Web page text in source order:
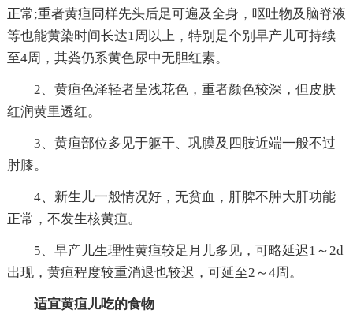
正常;重者黄疸同样先头后足可遍及全身，呕吐物及脑脊液
等也能黄染时间长达1周以上，特别是个别早产儿可持续
至4周，其粪仍系黄色尿中无胆红素。
2、黄疸色泽轻者呈浅花色，重者颜色较深，但皮肤
红润黄里透红。
3、黄疸部位多见于躯干、巩膜及四肢近端一般不过
肘膝。
4、新生儿一般情况好，无贫血，肝脾不肿大肝功能
正常，不发生核黄疸。
5、早产儿生理性黄疸较足月儿多见，可略延迟1～2d
出现，黄疸程度较重消退也较迟，可延至2～4周。
适宜黄疸儿吃的食物